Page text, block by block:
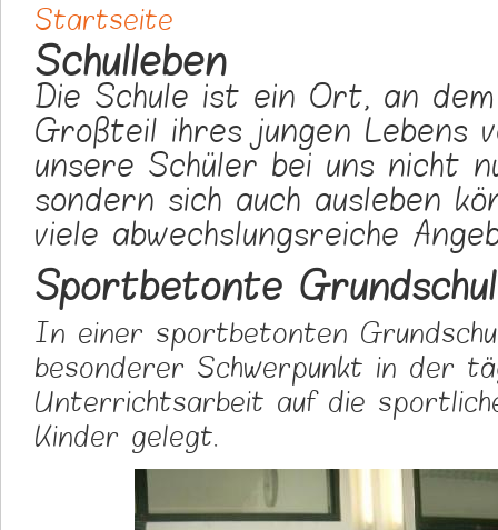
Sie sind hier
Startseite
Schulleben
Die Schule ist ein Ort, an
Großteil ihres jungen Lebens
unsere Schüler bei uns nicht
sondern sich auch ausleben
viele abwechslungsreiche
Sportbetonte
In einer sportbetonten
besonderer Schwerpunkt in der
Unterrichtsarbeit auf die
Kinder gelegt.